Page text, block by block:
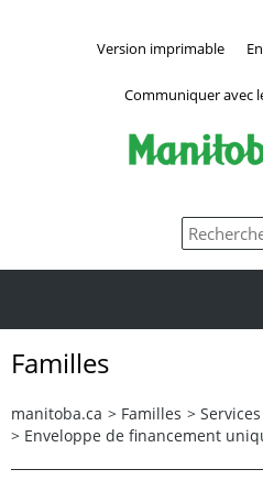
Version imprimable
Communiquer avec
Familles
manitoba.ca > Familles >
> Enveloppe de financement